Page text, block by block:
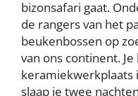
bizonsafari gaat.
de rangers van het
beukenbossen op
van ons continent.
keramiekwerkplaats
slaap je twee